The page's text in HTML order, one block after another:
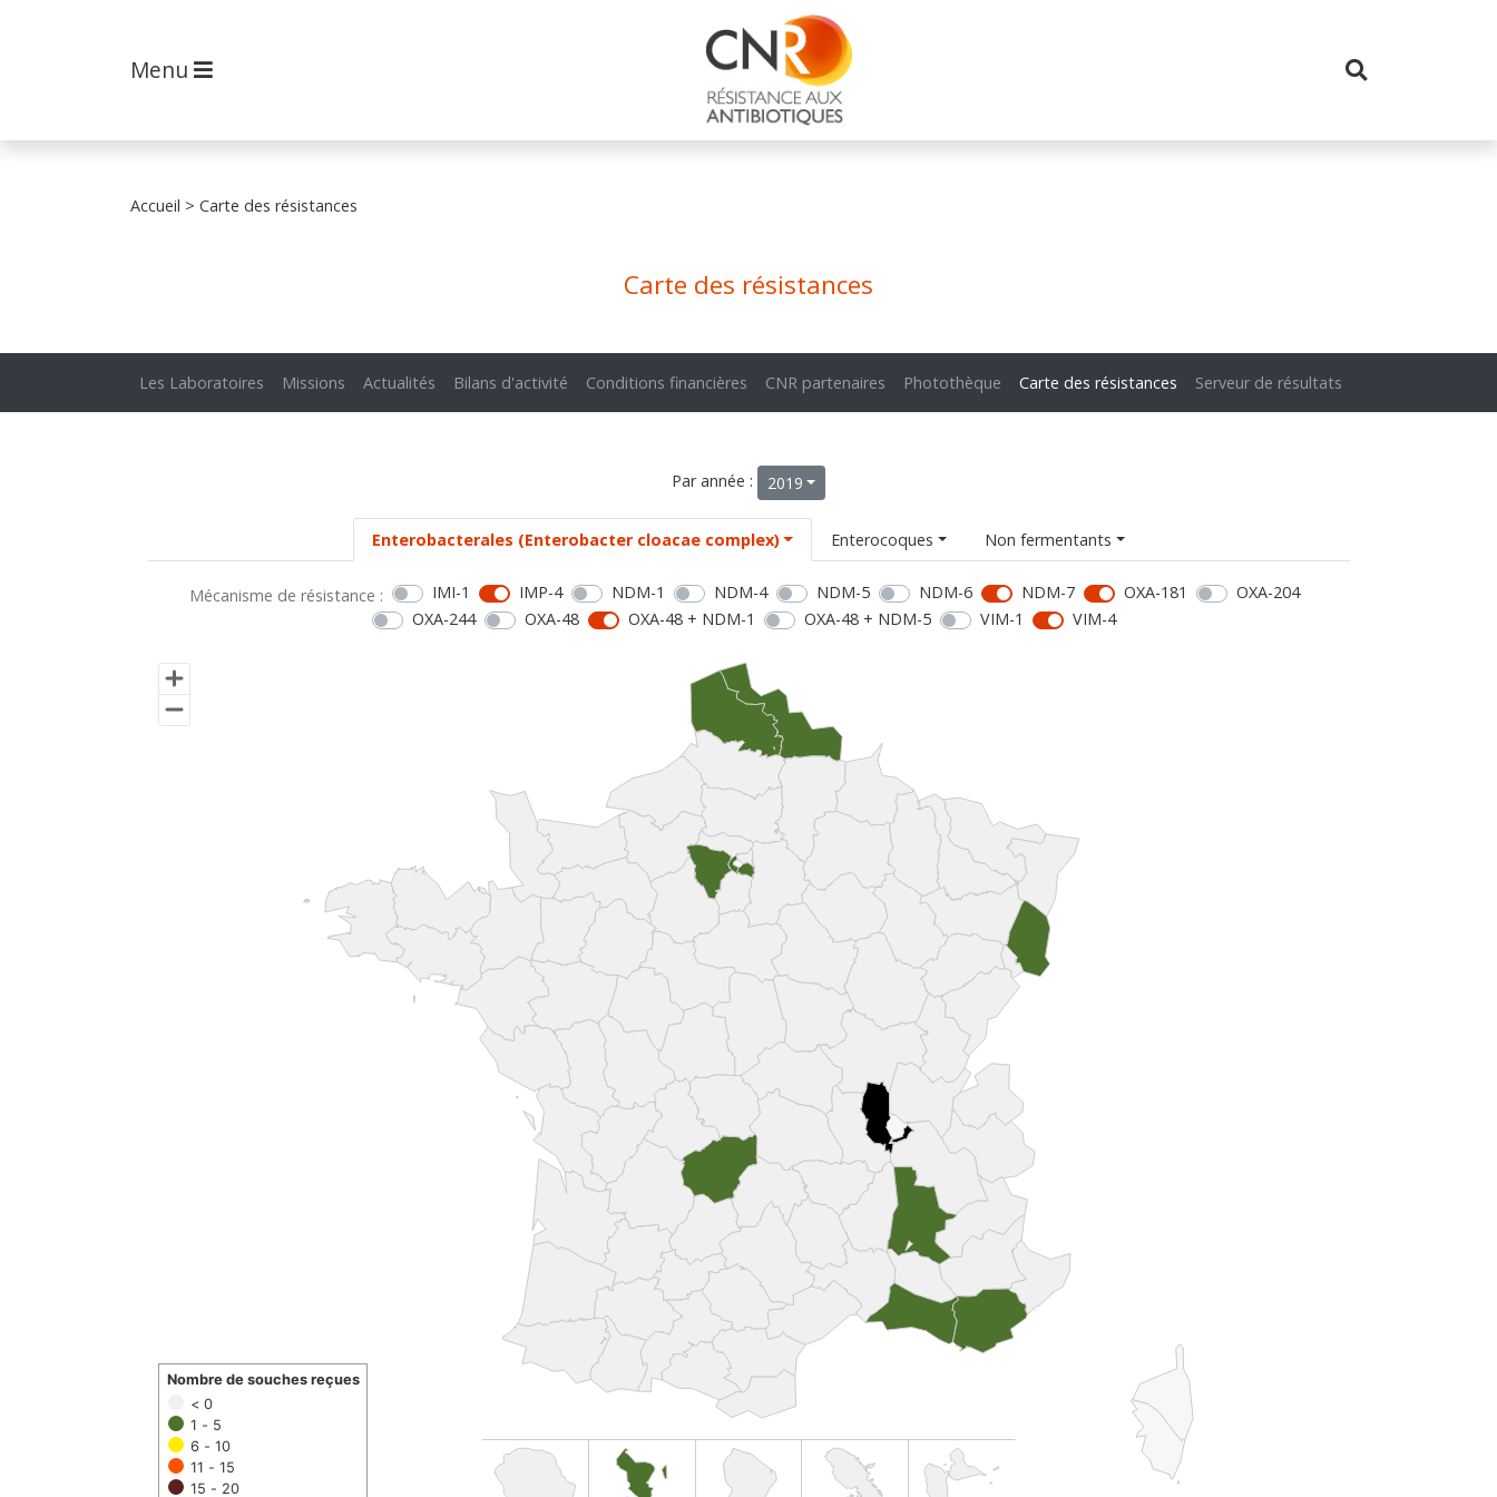
Menu
Accueil > Carte des résistances
Carte des résistances
Les Laboratoires Missions Actualités Bilans d'activité Conditions financières CNR partenaires Photothèque Carte des résistances Serveur de résultats
Par année : 2019
Enterobacterales (Enterobacter cloacae complex) Enterocoques Non fermentants
Mécanisme de résistance : IMI-1 IMP-4 NDM-1 NDM-4 NDM-5 NDM-6 NDM-7 OXA-181
OXA-204
OXA-244
OXA-48 OXA-48 + NDM-1 OXA-48 + NDM-5 VIM-1 VIM-4
< 0
1 - 5
6 - 10
11 - 15
15 - 20
Nombre de souches reçues